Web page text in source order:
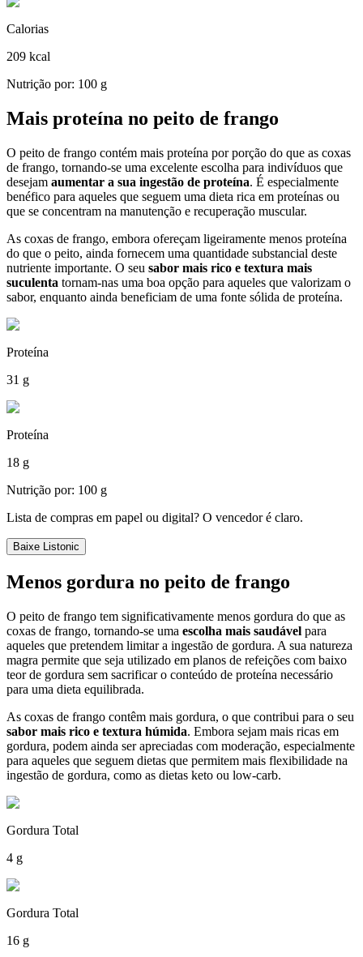
Calorias
209 kcal
Nutrição por: 100 g
Mais proteína no peito de frango
O peito de frango contém mais proteína por porção do que as coxas
de frango, tornando-se uma excelente escolha para indivíduos que
desejam aumentar a sua ingestão de proteína. É especialmente
benéfico para aqueles que seguem uma dieta rica em proteínas ou
que se concentram na manutenção e recuperação muscular.
As coxas de frango, embora ofereçam ligeiramente menos proteína
do que o peito, ainda fornecem uma quantidade substancial deste
nutriente importante. O seu sabor mais rico e textura mais
suculenta tornam-nas uma boa opção para aqueles que valorizam o
sabor, enquanto ainda beneficiam de uma fonte sólida de proteína.
Proteína
31 g
Proteína
18 g
Nutrição por: 100 g
Lista de compras em papel ou digital? O vencedor é claro.
Baixe Listonic
Menos gordura no peito de frango
O peito de frango tem significativamente menos gordura do que as
coxas de frango, tornando-se uma escolha mais saudável para
aqueles que pretendem limitar a ingestão de gordura. A sua natureza
magra permite que seja utilizado em planos de refeições com baixo
teor de gordura sem sacrificar o conteúdo de proteína necessário
para uma dieta equilibrada.
As coxas de frango contêm mais gordura, o que contribui para o seu
sabor mais rico e textura húmida. Embora sejam mais ricas em
gordura, podem ainda ser apreciadas com moderação, especialmente
para aqueles que seguem dietas que permitem mais flexibilidade na
ingestão de gordura, como as dietas keto ou low-carb.
Gordura Total
4 g
Gordura Total
16 g